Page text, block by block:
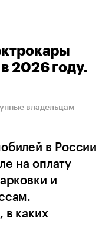
2026 году.
владельцам
в России
на оплату
и
в каких